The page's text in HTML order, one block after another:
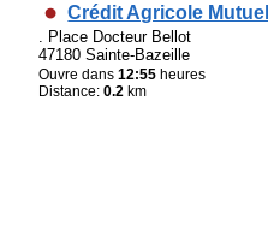
Crédit Agricole
. Place Docteur Bellot
47180 Sainte-Bazeille
Ouvre dans12:55 heures
Distance:0.2 km